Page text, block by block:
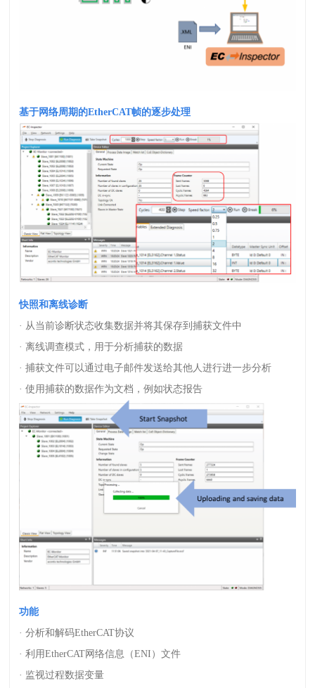
基于网络周期的EtherCAT帧的逐步处理
快照和离线诊断
· 从当前诊断状态收集数据并将其保存到捕获文件中
· 离线调查模式，用于分析捕获的数据
· 捕获文件可以通过电子邮件发送给其他人进行进一步分析
· 使用捕获的数据作为文档，例如状态报告
功能
· 分析和解码EtherCAT协议
· 利用EtherCAT网络信息（ENI ）文件
· 监视过程数据变量